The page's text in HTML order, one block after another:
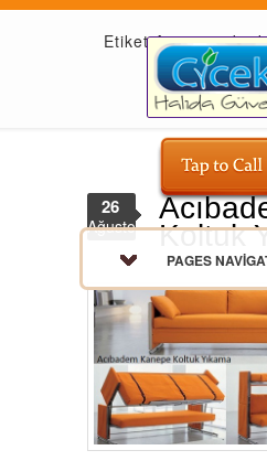
PAGES
Etiket Arşivi:
Koltuk
26
Ağustos